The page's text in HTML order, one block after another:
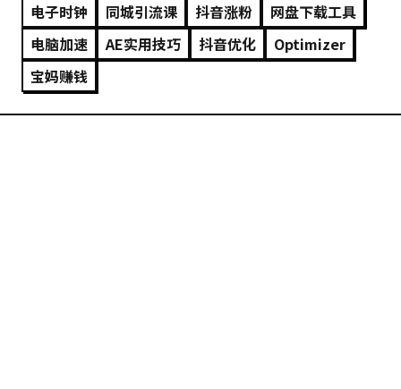
电子时钟
同城引流课 抖音涨粉
网盘下载工具
电脑加速
AE实用技巧 抖音优化
Optimizer
宝妈赚钱